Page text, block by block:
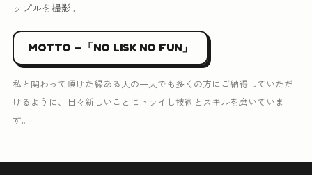
ップルを撮影。
MOTTO —「NO LISK NO FUN」
私と関わって頂けた縁ある人の一人でも多くの方にご納得していただ
けるように、日々新しいことにトライし技術とスキルを磨いていま
す。